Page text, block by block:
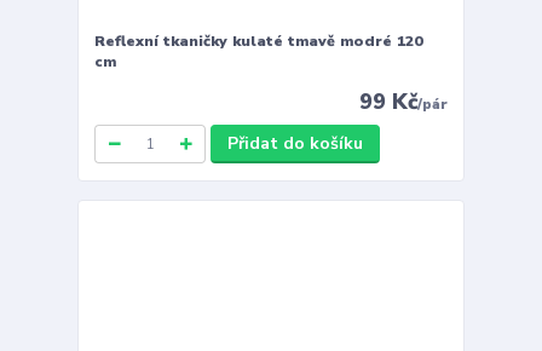
Reflexní tkaničky kulaté tmavě modré 120
cm
99 Kč/pár
Přidat do košíku